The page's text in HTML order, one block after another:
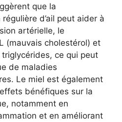
que la
d’ail peut aider à
artérielle, le
(mauvais cholestérol) et
ce qui peut
de maladies
Le miel est également
bénéfiques sur la
notamment en
et en améliorant